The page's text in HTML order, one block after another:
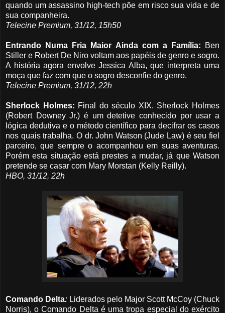
quando um assassino high-tech põe em risco sua vida e de
sua companheira.
Telecine Premium, 31/12, 15h50
Entrando Numa Fria Maior Ainda com a Família: Ben
Stiller e Robert De Niro voltam aos papéis de genro e sogro.
A história agora envolve Jessica Alba, que interpreta uma
moça que faz com que o sogro desconfie do genro.
Telecine Premium, 31/12, 22h
Sherlock Holmes: Final do século XIX. Sherlock Holmes
(Robert Downey Jr.) é um detetive conhecido por usar a
lógica dedutiva e o método científico para decifrar os casos
nos quais trabalha. O dr. John Watson (Jude Law) é seu fiel
parceiro, que sempre o acompanhou em suas aventuras.
Porém esta situação está prestes a mudar, já que Watson
pretende se casar com Mary Morstan (Kelly Reilly).
HBO, 31/12, 22h
Comando Delta: Liderados pelo Major Scott McCoy (Chuck
Norris), o Comando Delta é uma tropa especial do exército